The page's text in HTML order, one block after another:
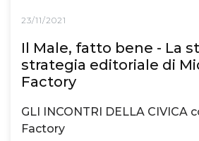
23/11/2021
Il Male, fatto bene - La
strategia editoriale di
Factory
GLI INCONTRI DELLA CIVICA
Factory